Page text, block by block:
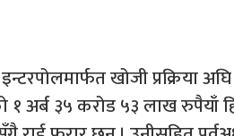
खोजी प्रक्रिया
अर्ब ३५ करोड ५३ लाख रुपैयाँ